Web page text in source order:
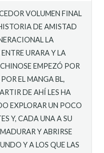
VOLUMEN FINAL
DE AMISTAD
LA
URARA Y LA
EMPEZÓ POR
EL MANGA BL,
DE AHÍ LES HA
EXPLORAR UN POCO
Y, CADA UNA A SU
Y ABRIRSE
Y A LOS QUE LAS